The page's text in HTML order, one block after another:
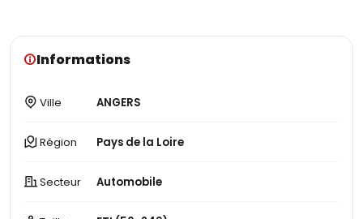
Informations
Ville ANGERS
Région Pays de la Loire
Secteur Automobile